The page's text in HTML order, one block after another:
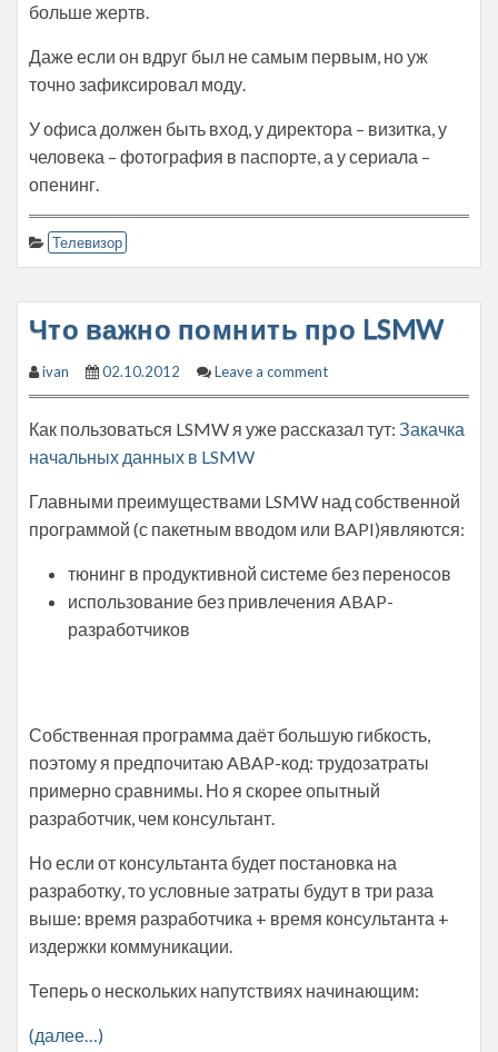
больше жертв.
Даже если он вдруг был не самым первым, но уж
точно зафиксировал моду.
У офиса должен быть вход, у директора – визитка, у
человека – фотография в паспорте, а у сериала –
опенинг.
Телевизор
Что важно помнить про LSMW
ivan 02.10.2012 Leave a comment
Как пользоваться LSMW я уже рассказал тут: Закачка
начальных данных в LSMW
Главными преимуществами LSMW над собственной
программой (с пакетным вводом или BAPI)являются:
тюнинг в продуктивной системе без переносов
использование без привлечения ABAP-
разработчиков
Собственная программа даёт большую гибкость,
поэтому я предпочитаю ABAP-код: трудозатраты
примерно сравнимы. Но я скорее опытный
разработчик, чем консультант.
Но если от консультанта будет постановка на
разработку, то условные затраты будут в три раза
выше: время разработчика + время консультанта +
издержки коммуникации.
Теперь о нескольких напутствиях начинающим:
(далее…)